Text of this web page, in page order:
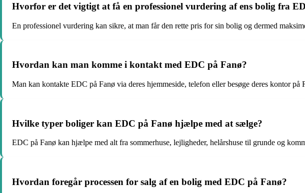
Hvorfor er det vigtigt at få en professionel vurdering af ens bolig fra
En professionel vurdering kan sikre, at man får den rette pris for sin bolig og dermed
Hvordan kan man komme i kontakt med EDC på Fanø?
Man kan kontakte EDC på Fanø via deres hjemmeside, telefon eller besøge deres kontor på
Hvilke typer boliger kan EDC på Fanø hjælpe med at sælge?
EDC på Fanø kan hjælpe med alt fra sommerhuse, lejligheder, helårshuse til grunde og
Hvordan foregår processen for salg af en bolig med EDC på Fanø?